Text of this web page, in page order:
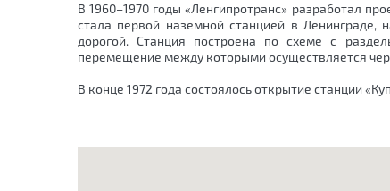
В 1960–1970 годы «Ленгипротранс» разработал
стала первой наземной станцией в
дорогой. Станция построена по схеме с
перемещение между которыми осуществляется
В конце 1972 года состоялось открытие станции